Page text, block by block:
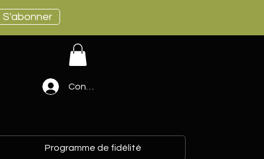
S'abonner
Connexion
Programme de fidélité